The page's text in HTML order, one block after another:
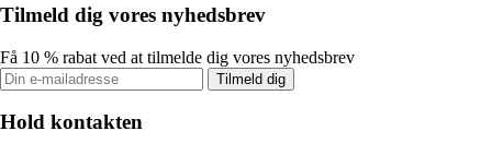
Tilmeld dig vores nyhedsbrev
Få 10 % rabat ved at tilmelde dig vores nyhedsbrev
Tilmeld dig
Hold kontakten